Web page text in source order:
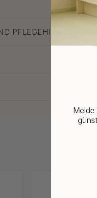
PFLEGEHINWEISE